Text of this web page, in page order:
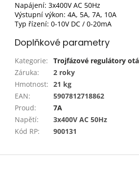
Napájení: 3x400V AC 50Hz
Výstupní výkon: 4A, 5A, 7A, 10A
Typ řízení: 0-10V DC / 0-20mA
Doplňkové parametry
Kategorie:
Trojfázové regulátory
Záruka:
2 roky
Hmotnost: 21 kg
EAN:
5907812718862
Proud:
7A
Napětí:
3x400V AC 50Hz
Kód RP: 900131
Z